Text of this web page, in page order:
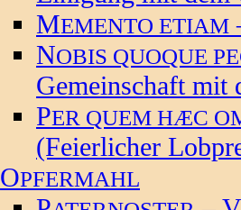
MEMENTO ETIAM
NOBIS QUOQUE
Gemeinschaft mit
PER QUEM HÆC
(Feierlicher
OPFERMAHL